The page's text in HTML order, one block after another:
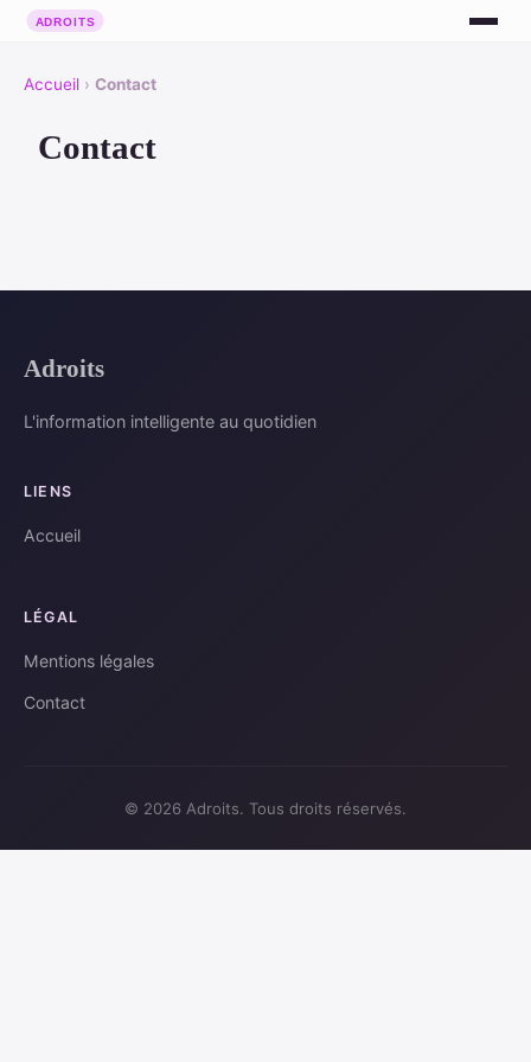
Accueil › Contact
Contact
Adroits
L'information intelligente au quotidien
LIENS
Accueil
LÉGAL
Mentions légales
Contact
© 2026 Adroits. Tous droits réservés.